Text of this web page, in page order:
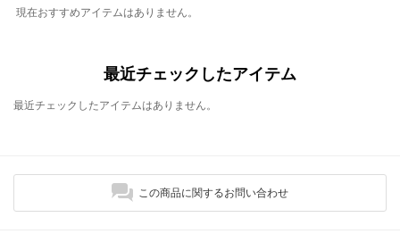
現在おすすめアイテムはありません。
最近チェックしたアイテム
最近チェックしたアイテムはありません。
この商品に関するお問い合わせ